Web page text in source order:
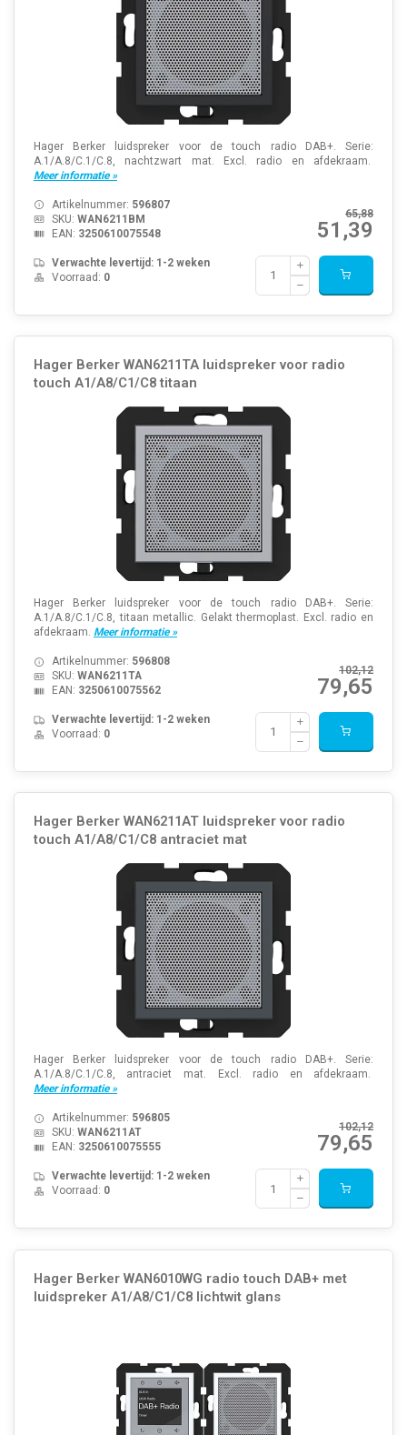
Hager Berker luidspreker voor de touch radio DAB+. Serie:
A.1/A.8/C.1/C.8, nachtzwart mat. Excl. radio en afdekraam.
Meer informatie »
65,88
51,39
Artikelnummer: 596807
SKU: WAN6211BM
EAN: 3250610075548
Verwachte levertijd: 1-2 weken
Voorraad: 0
Hager Berker WAN6211TA luidspreker voor radio
touch A1/A8/C1/C8 titaan
Hager Berker luidspreker voor de touch radio DAB+. Serie:
A.1/A.8/C.1/C.8, titaan metallic. Gelakt thermoplast. Excl. radio en
afdekraam. Meer informatie »
102,12
79,65
Artikelnummer: 596808
SKU: WAN6211TA
EAN: 3250610075562
Verwachte levertijd: 1-2 weken
Voorraad: 0
Hager Berker WAN6211AT luidspreker voor radio
touch A1/A8/C1/C8 antraciet mat
Hager Berker luidspreker voor de touch radio DAB+. Serie:
A.1/A.8/C.1/C.8, antraciet mat. Excl. radio en afdekraam.
Meer informatie »
102,12
79,65
Artikelnummer: 596805
SKU: WAN6211AT
EAN: 3250610075555
Verwachte levertijd: 1-2 weken
Voorraad: 0
Hager Berker WAN6010WG radio touch DAB+ met
luidspreker A1/A8/C1/C8 lichtwit glans